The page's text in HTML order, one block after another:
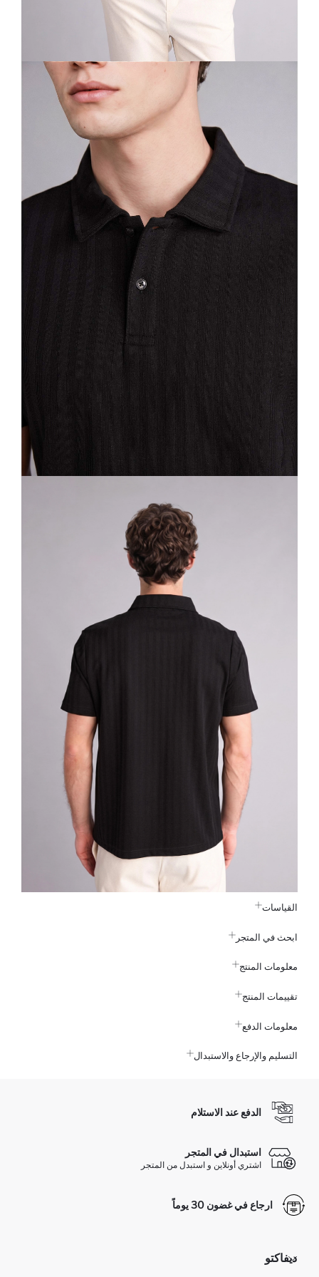
القياسات
ابحث في المتجر
معلومات المنتج
تقييمات المنتج
معلومات الدفع
التسليم والإرجاع والاستبدال
الدفع عند الاستلام
استبدال في المتجر
اشتري أونلاين و استبدل من المتجر
ارجاع في غضون 30 يوماً
ديفاكتو